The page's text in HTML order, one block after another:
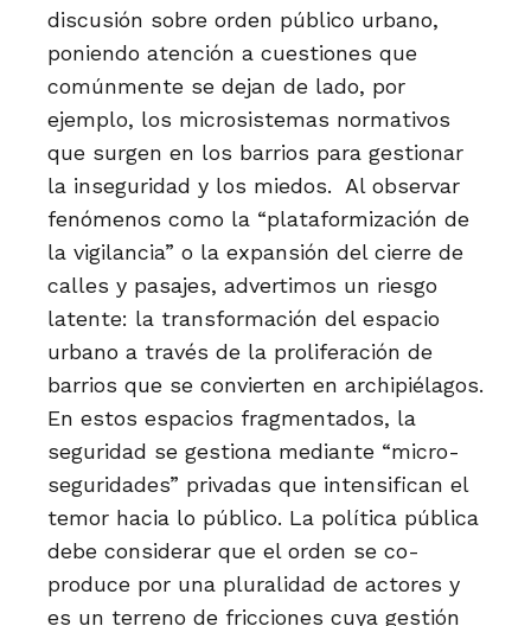
discusión sobre orden público urbano,
poniendo atención a cuestiones que
comúnmente se dejan de lado, por
ejemplo, los microsistemas normativos
que surgen en los barrios para gestionar
la inseguridad y los miedos. Al observar
fenómenos como la “plataformización de
la vigilancia” o la expansión del cierre de
calles y pasajes, advertimos un riesgo
latente: la transformación del espacio
urbano a través de la proliferación de
barrios que se convierten en archipiélagos.
En estos espacios fragmentados, la
seguridad se gestiona mediante “micro-
seguridades” privadas que intensifican el
temor hacia lo público. La política pública
debe considerar que el orden se co-
produce por una pluralidad de actores y
es un terreno de fricciones cuya gestión